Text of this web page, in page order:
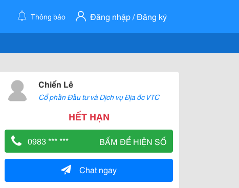
Thông báo Đăng nhập / Đăng ký
Chiến Lê
Cổ phần Đầu tư và Dịch vụ Địa ốc VTC
HẾT HẠN
0983 *** *** BẤM ĐỂ HIỆN SỐ
Chat ngay